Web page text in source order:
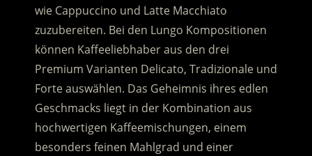
wie Cappuccino und Latte Macchiato
zuzubereiten. Bei den Lungo Kompositionen
können Kaffeeliebhaber aus den drei
Premium Varianten Delicato, Tradizionale und
Forte auswählen. Das Geheimnis ihres edlen
Geschmacks liegt in der Kombination aus
hochwertigen Kaffeemischungen, einem
besonders feinen Mahlgrad und einer